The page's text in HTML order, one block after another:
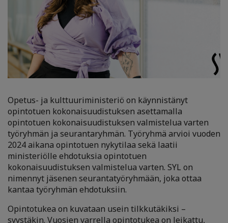
Opetus- ja kulttuuriministeriö on käynnistänyt
opintotuen kokonaisuudistuksen asettamalla
opintotuen kokonaisuudistuksen valmistelua varten
työryhmän ja seurantaryhmän. Työryhmä arvioi vuoden
2024 aikana opintotuen nykytilaa sekä laatii
ministeriölle ehdotuksia opintotuen
kokonaisuudistuksen valmistelua varten. SYL on
nimennyt jäsenen seurantatyöryhmään, joka ottaa
kantaa työryhmän ehdotuksiin.
Opintotukea on kuvataan usein tilkkutäkiksi –
syystäkin. Vuosien varrella opintotukea on leikattu,